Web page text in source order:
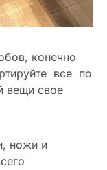
конечно
все по
вещи свое
ножи и